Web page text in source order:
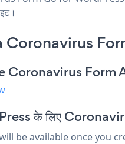
Coronavirus
Coronavirus Form
के लिए
be available once you